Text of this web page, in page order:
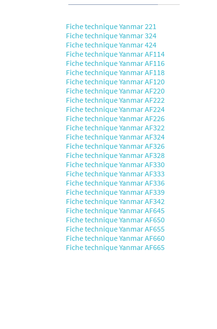
Fiche technique Yanmar 221
Fiche technique Yanmar 324
Fiche technique Yanmar 424
Fiche technique Yanmar AF114
Fiche technique Yanmar AF116
Fiche technique Yanmar AF118
Fiche technique Yanmar AF120
Fiche technique Yanmar AF220
Fiche technique Yanmar AF222
Fiche technique Yanmar AF224
Fiche technique Yanmar AF226
Fiche technique Yanmar AF322
Fiche technique Yanmar AF324
Fiche technique Yanmar AF326
Fiche technique Yanmar AF328
Fiche technique Yanmar AF330
Fiche technique Yanmar AF333
Fiche technique Yanmar AF336
Fiche technique Yanmar AF339
Fiche technique Yanmar AF342
Fiche technique Yanmar AF645
Fiche technique Yanmar AF650
Fiche technique Yanmar AF655
Fiche technique Yanmar AF660
Fiche technique Yanmar AF665